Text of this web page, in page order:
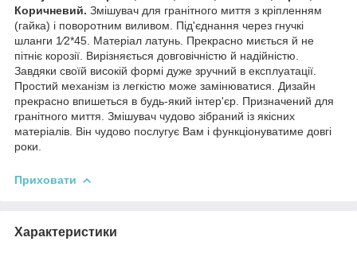
Коричневий. Змішувач для гранітного миття з кріпленням
(гайка) і поворотним виливом. Під'єднання через гнучкі
шланги 1⁄2*45. Матеріал латунь. Прекрасно миється й не
пітніє корозії. Вирізняється довговічністю й надійністю.
Завдяки своїй високій формі дуже зручний в експлуатації.
Простий механізм із легкістю може замінюватися. Дизайн
прекрасно впишеться в будь-який інтер'єр. Призначений для
гранітного миття. Змішувач чудово зібраний із якісних
матеріалів. Він чудово послугує Вам і функціонуватиме довгі
роки.
Приховати
Характеристики